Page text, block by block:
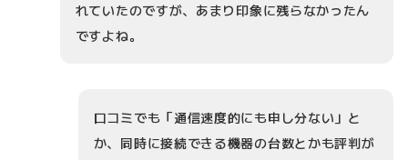
れていたのですが、あまり印象に残らなかったん
ですよね。
口コミでも「通信速度的にも申し分ない」と
か、同時に接続できる機器の台数とかも評判が